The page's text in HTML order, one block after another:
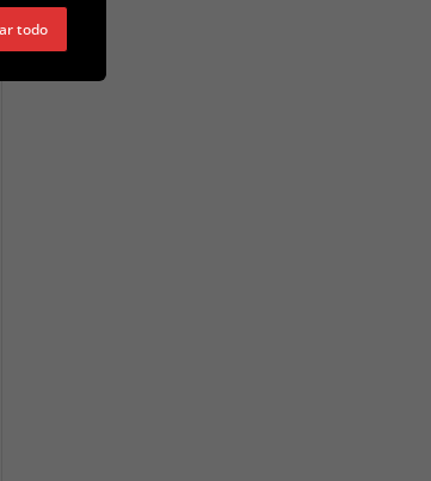
todo